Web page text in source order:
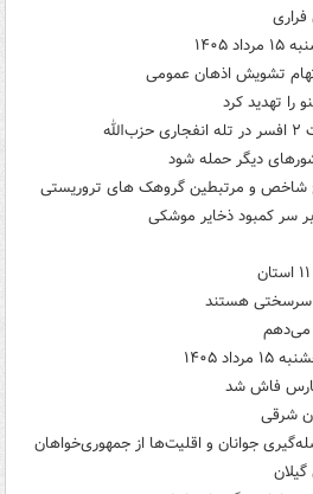
را تهدید کرد
دیگر حمله شود
سر کمبود ذخایر موشکی
سرسختی هستند
می‌دهم
۱۴۰۵
شرقی
جوانان و اقلیت‌ها از جمهوری‌خواهان